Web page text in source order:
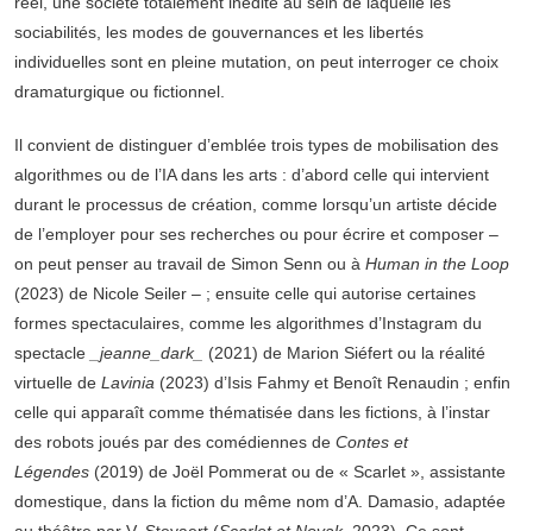
sociabilités, les modes de gouvernances et les libertés
individuelles sont en pleine mutation, on peut interroger ce choix
dramaturgique ou fictionnel.
Il convient de distinguer d’emblée trois types de mobilisation des
algorithmes ou de l’IA dans les arts : d’abord celle qui intervient
durant le processus de création, comme lorsqu’un artiste décide
de l’employer pour ses recherches ou pour écrire et composer –
on peut penser au travail de Simon Senn ou à Human in the Loop
(2023) de Nicole Seiler – ; ensuite celle qui autorise certaines
formes spectaculaires, comme les algorithmes d’Instagram du
spectacle
_jeanne_dark_
(2021) de Marion Siéfert ou la réalité
virtuelle de Lavinia (2023) d’Isis Fahmy et Benoît Renaudin ; enfin
celle qui apparaît comme thématisée dans les fictions, à l’instar
des robots joués par des comédiennes de Contes et
Légendes (2019) de Joël Pommerat ou de « Scarlet », assistante
domestique, dans la fiction du même nom d’A. Damasio, adaptée